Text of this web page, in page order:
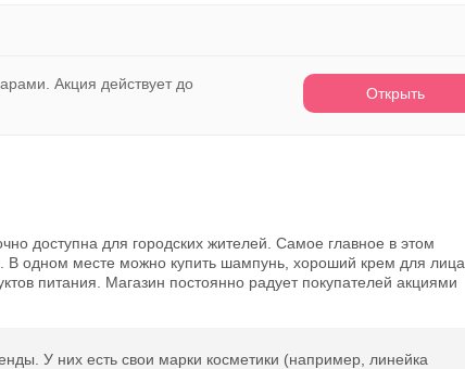
Акция действует до
Открыть
доступна для городских жителей. Самое главное в этом
одном месте можно купить шампунь, хороший крем для лица,
питания. Магазин постоянно радует покупателей акциями
У них есть свои марки косметики (например, линейка
акции, делай видео-обзор и зарабатывайт от 1000
предложить свои промокоды для публикации.
полностью